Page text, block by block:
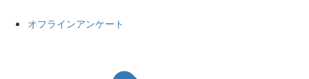
オフラインアンケート